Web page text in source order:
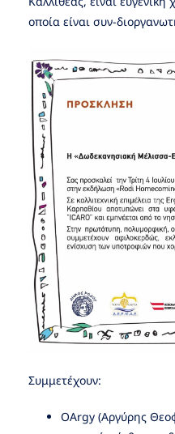
οποία είναι συν-
Συμμετέχουν:
ΟArgy (Αργύρης